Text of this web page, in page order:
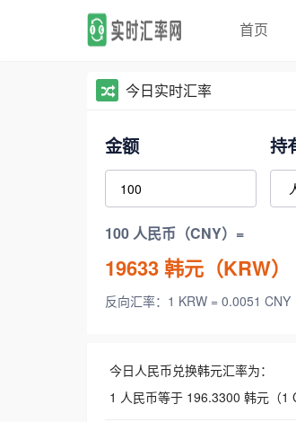
首页
今日实时汇率
金额 持
100 人民币（CNY）=
19633韩元（KRW）
反向汇率：1 KRW = 0.0051 CNY
今日人民币兑换韩元汇率为：
1 人民币等于 196.3300 韩元（1